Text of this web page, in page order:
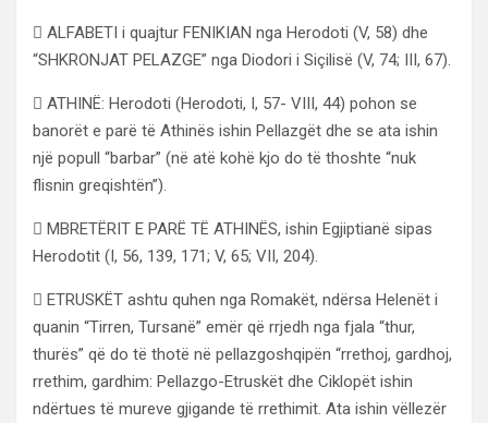
 ALFABETI i quajtur FENIKIAN nga Herodoti (V, 58) dhe
“SHKRONJAT PELAZGE” nga Diodori i Siçilisë (V, 74; III, 67).
 ATHINË: Herodoti (Herodoti, I, 57- VIII, 44) pohon se
banorët e parë të Athinës ishin Pellazgët dhe se ata ishin
një popull “barbar” (në atë kohë kjo do të thoshte “nuk
flisnin greqishtën”).
 MBRETËRIT E PARË TË ATHINËS, ishin Egjiptianë sipas
Herodotit (I, 56, 139, 171; V, 65; VII, 204).
 ETRUSKËT ashtu quhen nga Romakët, ndërsa Helenët i
quanin “Tirren, Tursanë” emër që rrjedh nga fjala “thur,
thurës” që do të thotë në pellazgoshqipën “rrethoj, gardhoj,
rrethim, gardhim: Pellazgo-Etruskët dhe Ciklopët ishin
ndërtues të mureve gjigande të rrethimit. Ata ishin vëllezër